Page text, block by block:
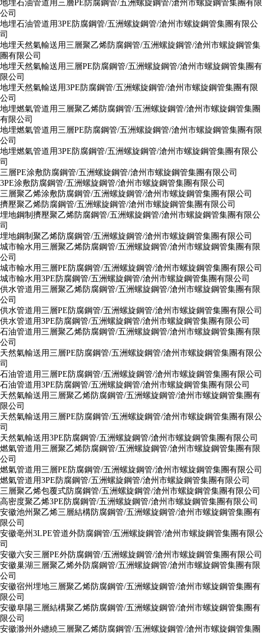
地埋石油管道用三層PE防腐鋼管/五洲螺旋鋼管/滄州市螺旋鋼管集團有限
公司
地埋石油管道用3PE防腐鋼管/五洲螺旋鋼管/滄州市螺旋鋼管集團有限公
司
地埋天然氣輸送用三層聚乙烯防腐鋼管/五洲螺旋鋼管/滄州市螺旋鋼管集
團有限公司
地埋天然氣輸送用三層PE防腐鋼管/五洲螺旋鋼管/滄州市螺旋鋼管集團有
限公司
地埋天然氣輸送用3PE防腐鋼管/五洲螺旋鋼管/滄州市螺旋鋼管集團有限
公司
地埋燃氣管道用三層聚乙烯防腐鋼管/五洲螺旋鋼管/滄州市螺旋鋼管集團
有限公司
地埋燃氣管道用三層PE防腐鋼管/五洲螺旋鋼管/滄州市螺旋鋼管集團有限
公司
地埋燃氣管道用3PE防腐鋼管/五洲螺旋鋼管/滄州市螺旋鋼管集團有限公
司
三層PE涂敷防腐鋼管/五洲螺旋鋼管/滄州市螺旋鋼管集團有限公司
3PE涂敷防腐鋼管/五洲螺旋鋼管/滄州市螺旋鋼管集團有限公司
三層聚乙烯涂敷防腐鋼管/五洲螺旋鋼管/滄州市螺旋鋼管集團有限公司
擠壓聚乙烯防腐鋼管/五洲螺旋鋼管/滄州市螺旋鋼管集團有限公司
埋地鋼制擠壓聚乙烯防腐鋼管/五洲螺旋鋼管/滄州市螺旋鋼管集團有限公
司
埋地鋼制聚乙烯防腐鋼管/五洲螺旋鋼管/滄州市螺旋鋼管集團有限公司
城市輸水用三層聚乙烯防腐鋼管/五洲螺旋鋼管/滄州市螺旋鋼管集團有限
公司
城市輸水用三層PE防腐鋼管/五洲螺旋鋼管/滄州市螺旋鋼管集團有限公司
城市輸水用3PE防腐鋼管/五洲螺旋鋼管/滄州市螺旋鋼管集團有限公司
供水管道用三層聚乙烯防腐鋼管/五洲螺旋鋼管/滄州市螺旋鋼管集團有限
公司
供水管道用三層PE防腐鋼管/五洲螺旋鋼管/滄州市螺旋鋼管集團有限公司
供水管道用3PE防腐鋼管/五洲螺旋鋼管/滄州市螺旋鋼管集團有限公司
石油管道用三層聚乙烯防腐鋼管/五洲螺旋鋼管/滄州市螺旋鋼管集團有限
公司
天然氣輸送用三層PE防腐鋼管/五洲螺旋鋼管/滄州市螺旋鋼管集團有限公
司
石油管道用三層PE防腐鋼管/五洲螺旋鋼管/滄州市螺旋鋼管集團有限公司
石油管道用3PE防腐鋼管/五洲螺旋鋼管/滄州市螺旋鋼管集團有限公司
天然氣輸送用三層聚乙烯防腐鋼管/五洲螺旋鋼管/滄州市螺旋鋼管集團有
限公司
天然氣輸送用三層PE防腐鋼管/五洲螺旋鋼管/滄州市螺旋鋼管集團有限公
司
天然氣輸送用3PE防腐鋼管/五洲螺旋鋼管/滄州市螺旋鋼管集團有限公司
燃氣管道用三層聚乙烯防腐鋼管/五洲螺旋鋼管/滄州市螺旋鋼管集團有限
公司
燃氣管道用三層PE防腐鋼管/五洲螺旋鋼管/滄州市螺旋鋼管集團有限公司
燃氣管道用3PE防腐鋼管/五洲螺旋鋼管/滄州市螺旋鋼管集團有限公司
三層聚乙烯包覆式防腐鋼管/五洲螺旋鋼管/滄州市螺旋鋼管集團有限公司
高密度聚乙烯3PE防腐鋼管/五洲螺旋鋼管/滄州市螺旋鋼管集團有限公司
安徽池州聚乙烯三層結構防腐鋼管/五洲螺旋鋼管/滄州市螺旋鋼管集團有
限公司
安徽亳州3LPE管道外防腐鋼管/五洲螺旋鋼管/滄州市螺旋鋼管集團有限公
司
安徽六安三層PE外防腐鋼管/五洲螺旋鋼管/滄州市螺旋鋼管集團有限公司
安徽巢湖三層聚乙烯外防腐鋼管/五洲螺旋鋼管/滄州市螺旋鋼管集團有限
公司
安徽宿州埋地三層聚乙烯防腐鋼管/五洲螺旋鋼管/滄州市螺旋鋼管集團有
限公司
安徽阜陽三層結構聚乙烯防腐鋼管/五洲螺旋鋼管/滄州市螺旋鋼管集團有
限公司
安徽滁州外纏繞三層聚乙烯防腐鋼管/五洲螺旋鋼管/滄州市螺旋鋼管集團